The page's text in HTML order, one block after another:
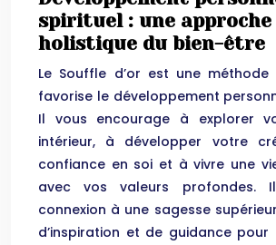
spirituel : une approche
holistique du bien-être
Le Souffle d’or est une
favorise le développement
Il vous encourage à explorer
intérieur, à développer votre
confiance en soi et à vivre une
avec vos valeurs profondes.
connexion à une sagesse
d’inspiration et de guidance pour